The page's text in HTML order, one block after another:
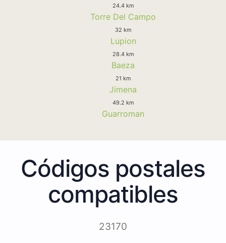
24.4 km
Torre Del Campo
32 km
Lupion
28.4 km
Baeza
21 km
Jimena
49.2 km
Guarroman
Códigos postales
compatibles
23170